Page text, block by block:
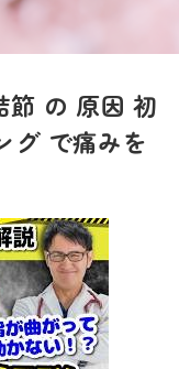
節 の 原因 初
グ で痛みを